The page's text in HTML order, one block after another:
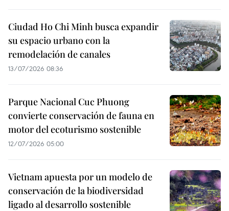
Ciudad Ho Chi Minh busca expandir
su espacio urbano con la
remodelación de canales
13/07/2026 08:36
Parque Nacional Cuc Phuong
convierte conservación de fauna en
motor del ecoturismo sostenible
12/07/2026 05:00
Vietnam apuesta por un modelo de
conservación de la biodiversidad
ligado al desarrollo sostenible